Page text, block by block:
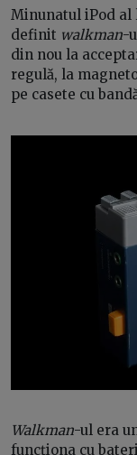
Minunatul iPod al
definit walkman-
din nou la
regulă, la
pe casete cu
Walkman-ul era
funcționa cu